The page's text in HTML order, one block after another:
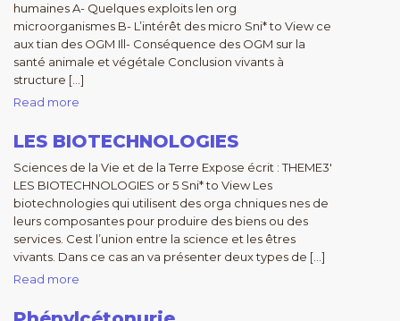
humaines A- Quelques exploits len org
microorganismes B- L’intérêt des micro Sni* to View ce
aux tian des OGM Ill- Conséquence des OGM sur la
santé animale et végétale Conclusion vivants à
structure […]
Read more
LES BIOTECHNOLOGIES
Sciences de la Vie et de la Terre Expose écrit : THEME3′
LES BIOTECHNOLOGIES or 5 Sni* to View Les
biotechnologies qui utilisent des orga chniques nes de
leurs composantes pour produire des biens ou des
services. Cest l’union entre la science et les êtres
vivants. Dans ce cas an va présenter deux types de […]
Read more